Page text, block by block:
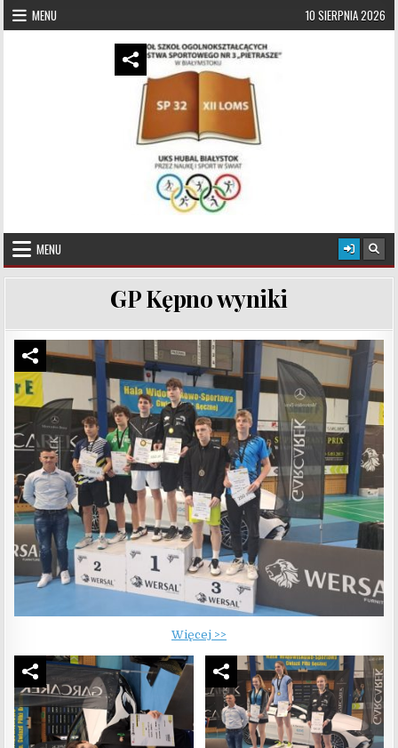
Skip to content
MENU 10 SIERPNIA 2026
UKS Hubal Białystok
MENU
GP Kępno wyniki
Więcej >>